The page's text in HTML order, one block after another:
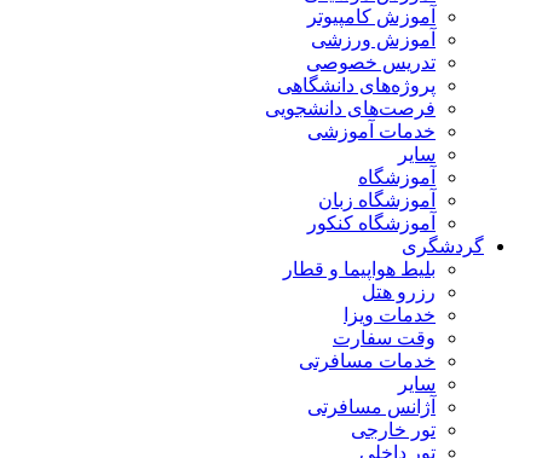
آموزش کامپیوتر
آموزش ورزشی
تدریس خصوصی
پروژه‌های دانشگاهی
فرصت‌های دانشجویی
خدمات آموزشی
سایر
آموزشگاه
آموزشگاه زبان
آموزشگاه کنکور
گردشگری
بلیط هواپیما و قطار
رزرو هتل
خدمات ویزا
وقت سفارت
خدمات مسافرتی
سایر
آژانس مسافرتی
تور خارجی
تور داخلی